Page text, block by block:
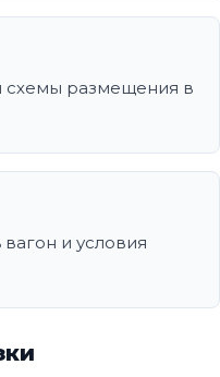
схемы размещения в
и условия